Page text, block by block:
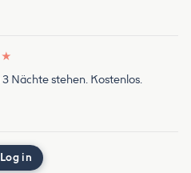
★
Nächte stehen. Kostenlos.
Log in